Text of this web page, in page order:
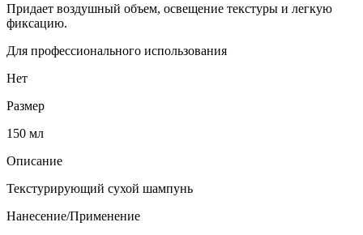
Придает воздушный объем, освещение текстуры и легкую
фиксацию.
Для профессионального использования
Нет
Размер
150 мл
Описание
Текстурирующий сухой шампунь
Нанесение/Применение